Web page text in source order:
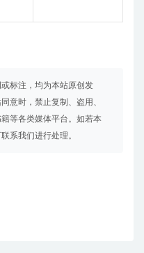
标注，均为本站原创发
意时，禁止复制、盗用、
等各类媒体平台。如若本
系我们进行处理。